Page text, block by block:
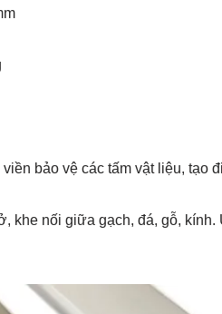
bảo vệ các tấm vật liệu, tạo
khe nối giữa gạch, đá, gỗ,